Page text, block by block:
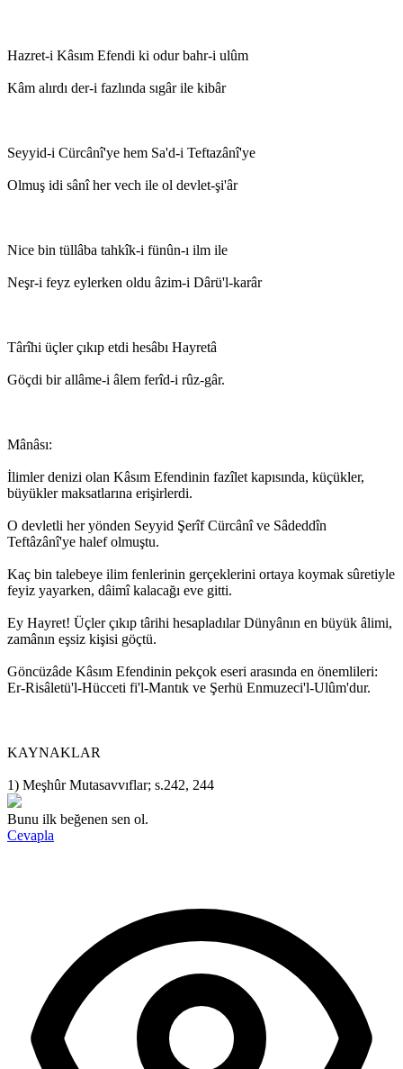
Hazret-i Kâsım Efendi ki odur bahr-i ulûm
Kâm alırdı der-i fazlında sıgâr ile kibâr
Seyyid-i Cürcânî'ye hem Sa'd-i Teftazânî'ye
Olmuş idi sânî her vech ile ol devlet-şi'âr
Nice bin tüllâba tahkîk-i fünûn-ı ilm ile
Neşr-i feyz eylerken oldu âzim-i Dârü'l-karâr
Târîhi üçler çıkıp etdi hesâbı Hayretâ
Göçdi bir allâme-i âlem ferîd-i rûz-gâr.
Mânâsı:
İlimler denizi olan Kâsım Efendinin fazîlet kapısında, küçükler,
büyükler maksatlarına erişirlerdi.
O devletli her yönden Seyyid Şerîf Cürcânî ve Sâdeddîn
Teftâzânî'ye halef olmuştu.
Kaç bin talebeye ilim fenlerinin gerçeklerini ortaya koymak sûretiyle
feyiz yayarken, dâimî kalacağı eve gitti.
Ey Hayret! Üçler çıkıp târihi hesapladılar Dünyânın en büyük âlimi,
zamânın eşsiz kişisi göçtü.
Göncüzâde Kâsım Efendinin pekçok eseri arasında en önemlileri:
Er-Risâletü'l-Hücceti fi'l-Mantık ve Şerhü Enmuzeci'l-Ulûm'dur.
KAYNAKLAR
1) Meşhûr Mutasavvıflar; s.242, 244
Bunu ilk beğenen sen ol.
Cevapla